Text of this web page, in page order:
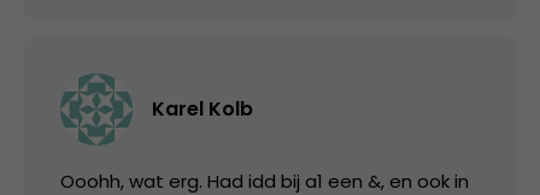
Karel Kolb
Ooohh, wat erg. Had idd bij a1 een &, en ook in